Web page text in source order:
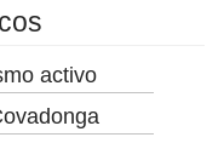
activo